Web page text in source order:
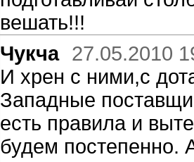
вешать!!!
Чукча 27.05.2010
И хрен с ними,с
Западные
есть правила и
будем постепенно.